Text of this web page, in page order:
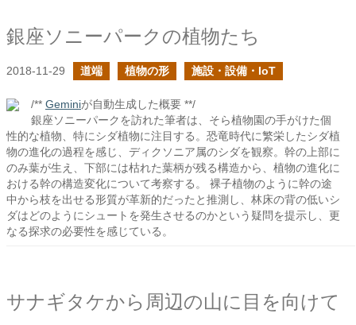
銀座ソニーパークの植物たち
2018-11-29 道端 植物の形 施設・設備・IoT
/** Geminiが自動生成した概要 **/
銀座ソニーパークを訪れた筆者は、そら植物園の手がけた個
性的な植物、特にシダ植物に注目する。恐竜時代に繁栄したシダ植
物の進化の過程を感じ、ディクソニア属のシダを観察。幹の上部に
のみ葉が生え、下部には枯れた葉柄が残る構造から、植物の進化に
おける幹の構造変化について考察する。 裸子植物のように幹の途
中から枝を出せる形質が革新的だったと推測し、林床の背の低いシ
ダはどのようにシュートを発生させるのかという疑問を提示し、更
なる探求の必要性を感じている。
サナギタケから周辺の山に目を向けて